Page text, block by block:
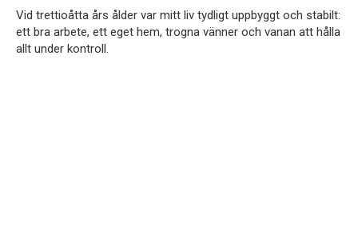
Vid trettioåtta års ålder var mitt liv tydligt uppbyggt och stabilt:
ett bra arbete, ett eget hem, trogna vänner och vanan att hålla
allt under kontroll.